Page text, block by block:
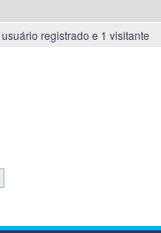
registrado e 1 visitante